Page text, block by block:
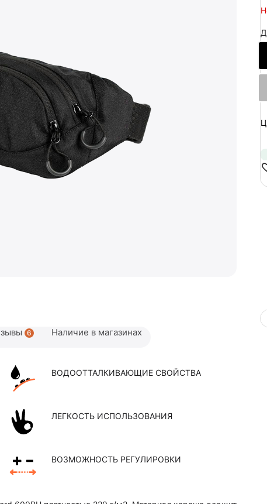
6 Наличие в магазинах
ВОДООТТАЛКИВАЮЩИЕ СВОЙСТВА
ЛЕГКОСТЬ ИСПОЛЬЗОВАНИЯ
ВОЗМОЖНОСТЬ РЕГУЛИРОВКИ